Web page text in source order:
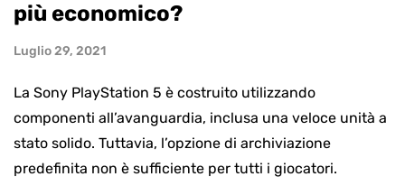
più economico?
Luglio 29, 2021
La Sony PlayStation 5 è costruito utilizzando
componenti all’avanguardia, inclusa una veloce unità a
stato solido. Tuttavia, l’opzione di archiviazione
predefinita non è sufficiente per tutti i giocatori.